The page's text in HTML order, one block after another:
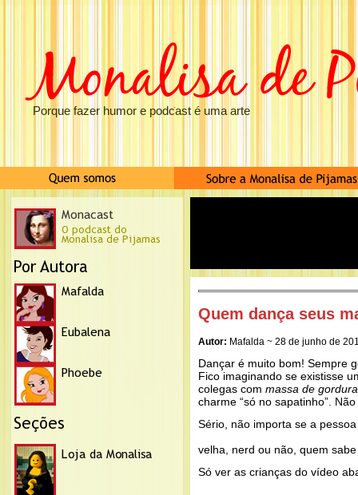
Porque fazer humor e podcast é uma arte
Quem dança seus
Autor: Mafalda ~ 28 de junho de
Dançar é muito bom! Sempre
Fico imaginando se existisse
colegas com massa de
charme “só no sapatinho”.
Sério, não importa se a
velha, nerd ou não, quem
Só ver as crianças do vídeo